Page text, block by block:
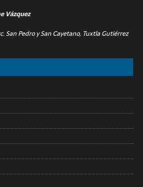
Vázquez
San Pedro y San Cayetano, Tuxtla Gutiérrez